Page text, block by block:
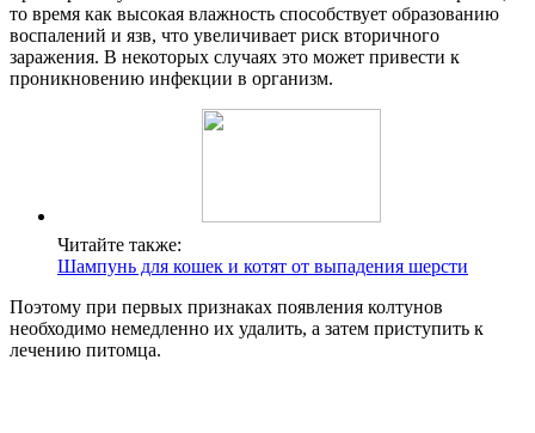
то время как высокая влажность способствует образованию
воспалений и язв, что увеличивает риск вторичного
заражения. В некоторых случаях это может привести к
проникновению инфекции в организм.
Читайте также:
Шампунь для кошек и котят от выпадения шерсти
Поэтому при первых признаках появления колтунов
необходимо немедленно их удалить, а затем приступить к
лечению питомца.